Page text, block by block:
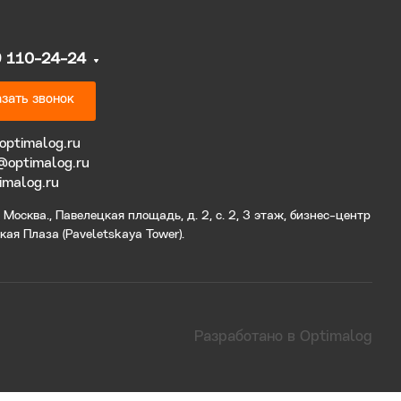
110-24-24
звонок
Павелецкая площадь, д. 2, с. 2, 3 этаж, бизнес-центр
Плаза (Paveletskaya Tower).
Разработано в Optimalog